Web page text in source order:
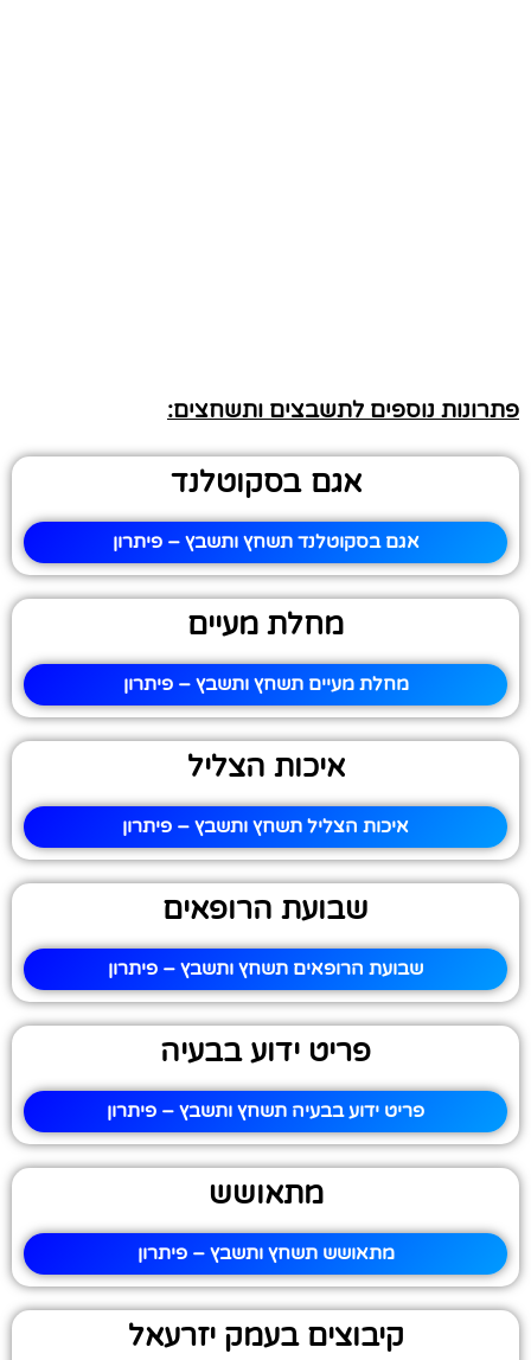
פתרונות נוספים לתשבצים ותשחצים:
אגם בסקוטלנד
אגם בסקוטלנד תשחץ ותשבץ – פיתרון
מחלת מעיים
מחלת מעיים תשחץ ותשבץ – פיתרון
איכות הצליל
איכות הצליל תשחץ ותשבץ – פיתרון
שבועת הרופאים
שבועת הרופאים תשחץ ותשבץ – פיתרון
פריט ידוע בבעיה
פריט ידוע בבעיה תשחץ ותשבץ – פיתרון
מתאושש
מתאושש תשחץ ותשבץ – פיתרון
קיבוצים בעמק יזרעאל